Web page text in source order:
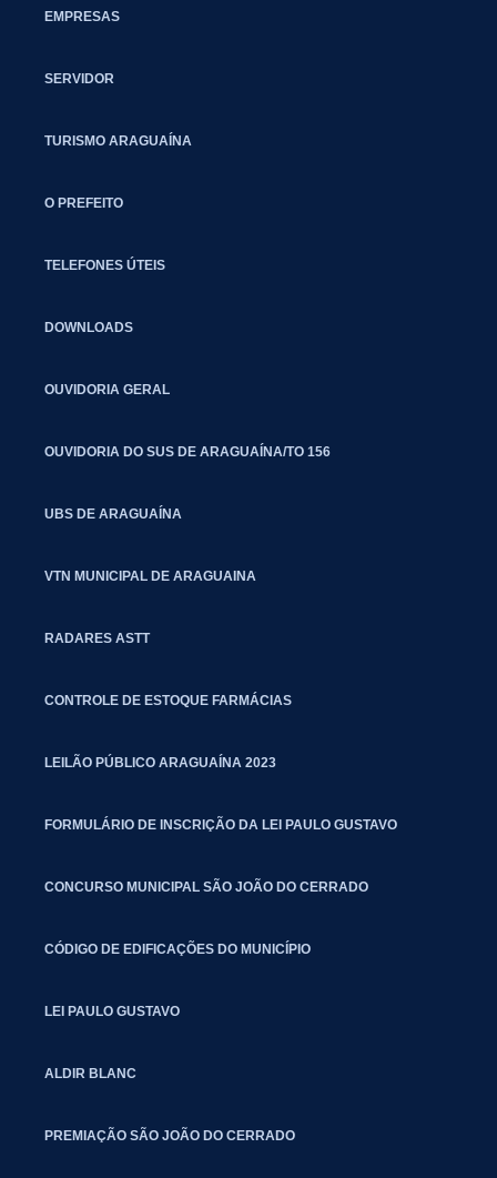
EMPRESAS
SERVIDOR
TURISMO ARAGUAÍNA
O PREFEITO
TELEFONES ÚTEIS
DOWNLOADS
OUVIDORIA GERAL
OUVIDORIA DO SUS DE ARAGUAÍNA/TO 156
UBS DE ARAGUAÍNA
VTN MUNICIPAL DE ARAGUAINA
RADARES ASTT
CONTROLE DE ESTOQUE FARMÁCIAS
LEILÃO PÚBLICO ARAGUAÍNA 2023
FORMULÁRIO DE INSCRIÇÃO DA LEI PAULO GUSTAVO
CONCURSO MUNICIPAL SÃO JOÃO DO CERRADO
CÓDIGO DE EDIFICAÇÕES DO MUNICÍPIO
LEI PAULO GUSTAVO
ALDIR BLANC
PREMIAÇÃO SÃO JOÃO DO CERRADO